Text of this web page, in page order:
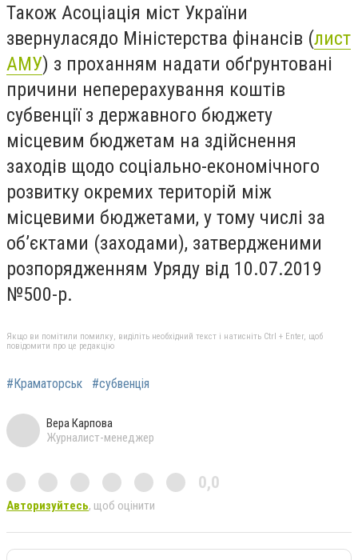
Також Асоціація міст України
звернуласядо Міністерства фінансів (лист
АМУ) з проханням надати обґрунтовані
причини неперерахування коштів
субвенції з державного бюджету
місцевим бюджетам на здійснення
заходів щодо соціально-економічного
розвитку окремих територій між
місцевими бюджетами, у тому числі за
об’єктами (заходами), затвердженими
розпорядженням Уряду від 10.07.2019
№500-р.
Якщо ви помітили помилку, виділіть необхідний текст і натисніть Ctrl + Enter, щоб
повідомити про це редакцію
#Краматорськ #субвенція
Вера Карпова
Журналист-менеджер
0,0
Авторизуйтесь, щоб оцінити